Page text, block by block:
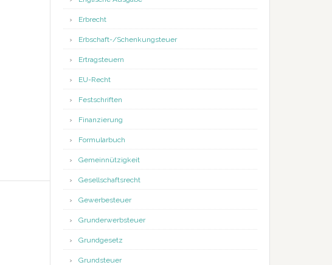
Erbrecht
Erbschaft-/Schenkungsteuer
Ertragsteuern
EU-Recht
Festschriften
Finanzierung
Formularbuch
Gemeinnützigkeit
Gesellschaftsrecht
Gewerbesteuer
Grunderwerbsteuer
Grundgesetz
Grundsteuer